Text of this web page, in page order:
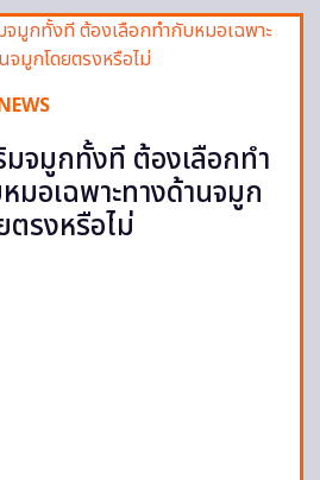
มจมูกทั้งที ต้องเลือกทำ
มอเฉพาะทางด้านจมูก
ตรงหรือไม่